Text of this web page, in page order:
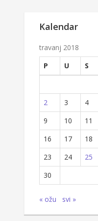
Kalendar
travanj 2018
P
U S
2
3 4
9
10 11
16
17 18
23
24 25
30
« ožu svi »